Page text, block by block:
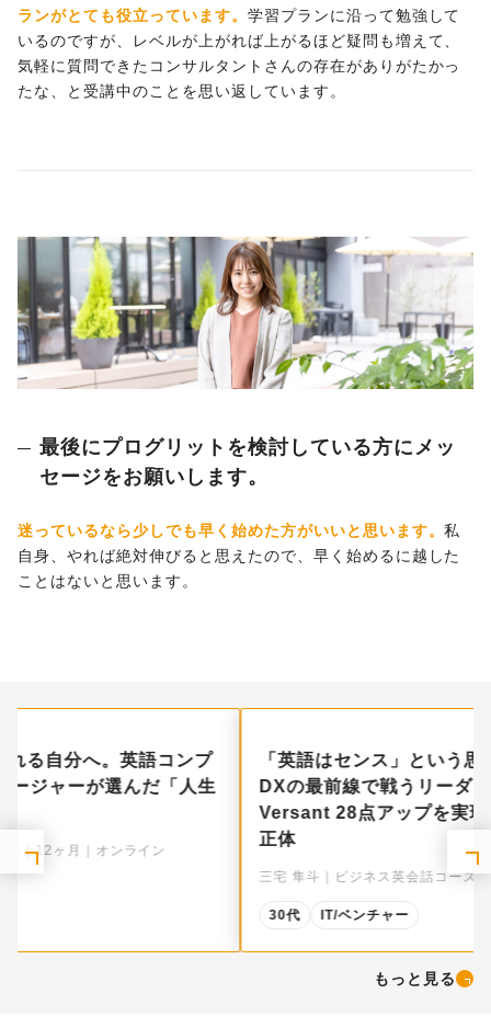
ランがとても役立っています。 学習プランに沿って勉強して
いるのですが、レベルが上がれば上がるほど疑問も増えて、
気軽に質問できたコンサルタントさんの存在がありがたかっ
たな、と受講中のことを思い返しています。
最後にプログリットを検討している方にメッ
セージをお願いします。
迷っているなら少しでも早く始めた方がいいと思います。私
自身、やれば絶対伸びると思えたので、早く始めるに越した
ことはないと思います。
もっと見る
「英語はセンス」という思い込みを科学で打破。
DXの最前線で戦うリーダーが、わずか3ヶ月で
Versant 28点アップを実現した「徹底的伴走」の
三宅 隼斗｜ビジネス英会話コース｜3ヶ月｜オンライン